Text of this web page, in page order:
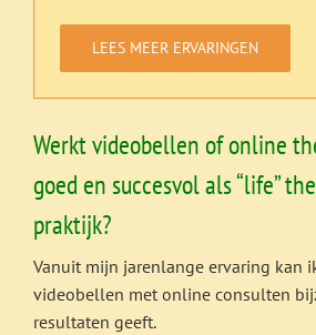
LEES MEER ERVARINGEN
Werkt videobellen of online
goed en succesvol als “life”
praktijk?
Vanuit mijn jarenlange ervaring kan
videobellen met online consulten
resultaten geeft.